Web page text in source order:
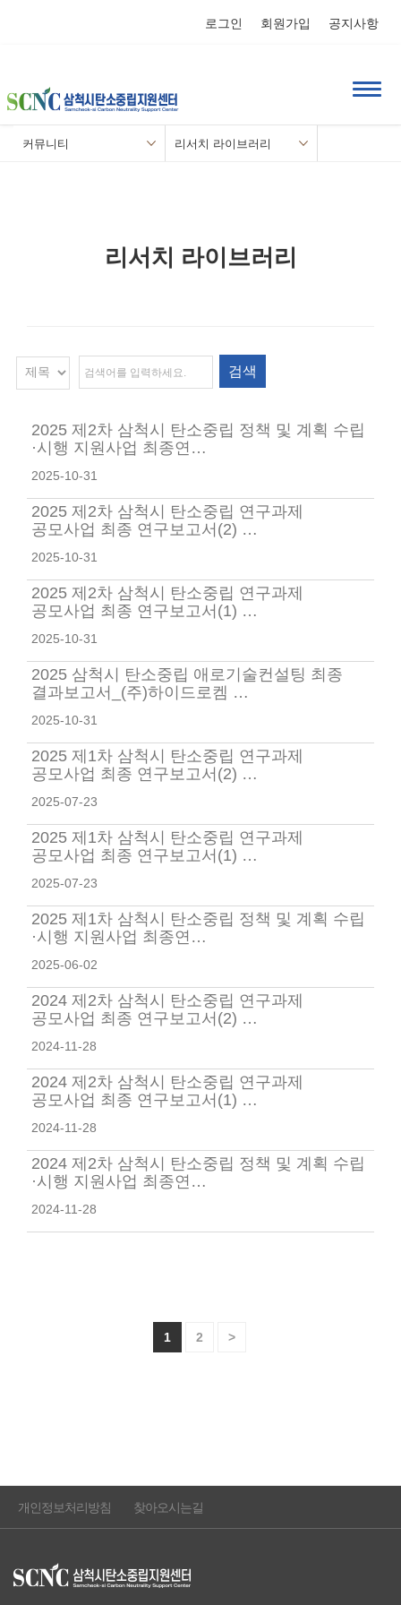
로그인 회원가입 공지사항
커뮤니티 리서치 라이브러리
리서치 라이브러리
검색
2025 제2차 삼척시 탄소중립 정책 및 계획 수립
·시행 지원사업 최종연…
2025-10-31
2025 제2차 삼척시 탄소중립 연구과제
공모사업 최종 연구보고서(2) …
2025-10-31
2025 제2차 삼척시 탄소중립 연구과제
공모사업 최종 연구보고서(1) …
2025-10-31
2025 삼척시 탄소중립 애로기술컨설팅 최종
결과보고서_(주)하이드로켐 …
2025-10-31
2025 제1차 삼척시 탄소중립 연구과제
공모사업 최종 연구보고서(2) …
2025-07-23
2025 제1차 삼척시 탄소중립 연구과제
공모사업 최종 연구보고서(1) …
2025-07-23
2025 제1차 삼척시 탄소중립 정책 및 계획 수립
·시행 지원사업 최종연…
2025-06-02
2024 제2차 삼척시 탄소중립 연구과제
공모사업 최종 연구보고서(2) …
2024-11-28
2024 제2차 삼척시 탄소중립 연구과제
공모사업 최종 연구보고서(1) …
2024-11-28
2024 제2차 삼척시 탄소중립 정책 및 계획 수립
·시행 지원사업 최종연…
2024-11-28
1 2 >
개인정보처리방침 찾아오시는길